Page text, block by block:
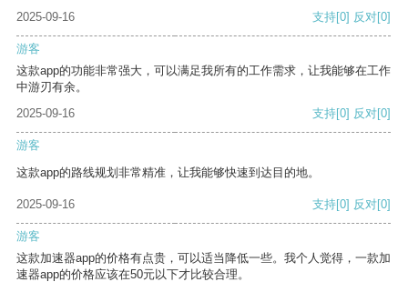
2025-09-16 支持[0] 反对[0]
游客
这款app的功能非常强大，可以满足我所有的工作需求，让我能够在工作
中游刃有余。
2025-09-16
支持[0] 反对[0]
游客
这款app的路线规划非常精准，让我能够快速到达目的地。
2025-09-16 支持[0] 反对[0]
游客
这款加速器app的价格有点贵，可以适当降低一些。我个人觉得，一款加
速器app的价格应该在50元以下才比较合理。